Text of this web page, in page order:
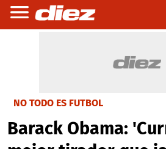
NO TODO ES FUTBOL
Barack Obama: